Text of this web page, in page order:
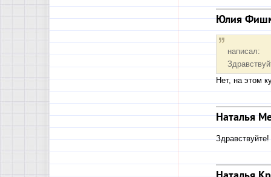
Юлия
написал:
Нет, на этом
Наталья